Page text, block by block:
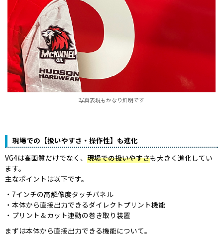
写真表現もかなり鮮明です
現場での【扱いやすさ・操作性】も進化
VG4は高画質だけでなく、 現場での扱いやすさも大きく進化してい
ます。
主なポイントは以下です。
7インチの高解像度タッチパネル
本体から直接出力できるダイレクトプリント機能
プリント＆カット連動の巻き取り装置
まずは本体から直接出力できる機能について。